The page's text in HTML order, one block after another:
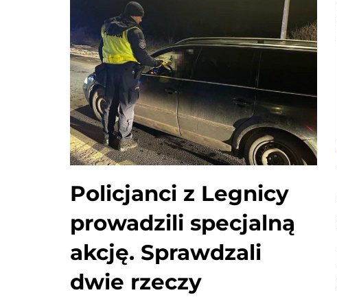
Policjanci z Legnicy
prowadzili specjalną
akcję. Sprawdzali
dwie rzeczy